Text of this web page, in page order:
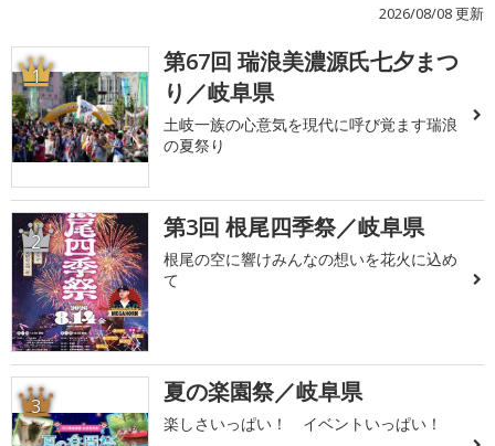
2026/08/08 更新
1
第67回 瑞浪美濃源氏七夕まつ
り／岐阜県
土岐一族の心意気を現代に呼び覚ます瑞浪
の夏祭り
2 第3回 根尾四季祭／岐阜県
根尾の空に響けみんなの想いを花火に込め
て
3 夏の楽園祭／岐阜県
楽しさいっぱい！ イベントいっぱい！